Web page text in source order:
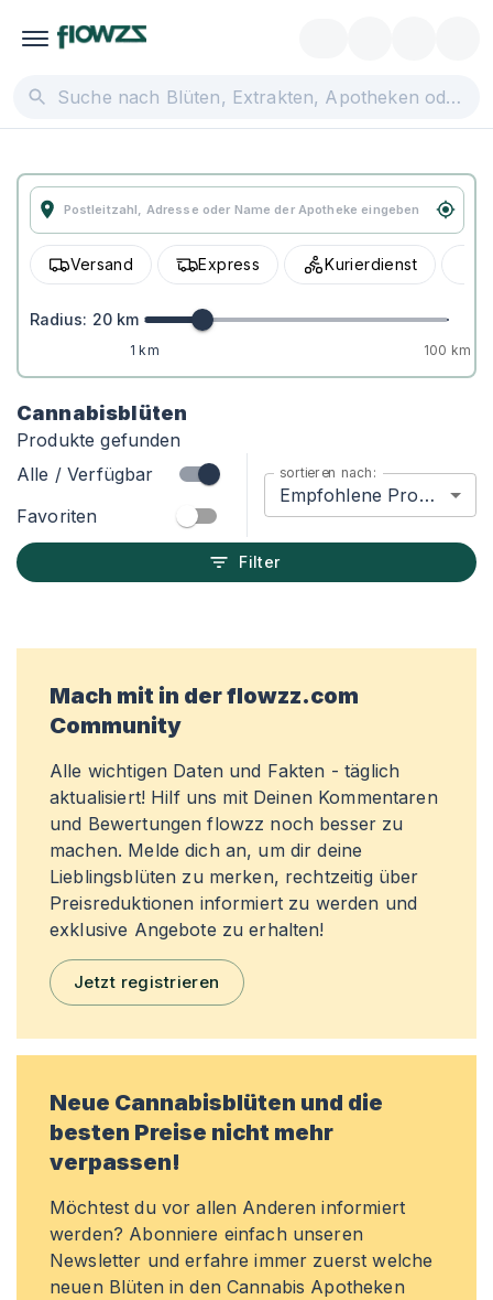
Versand Express Kurierdienst
Radius: 20 km
1 km 100 km
Cannabisblüten
Produkte gefunden
Alle / Verfügbar
Favoriten
sortieren nach:
Empfohlene Produkte
Filter
Mach mit in der flowzz.com
Community
Alle wichtigen Daten und Fakten - täglich
aktualisiert! Hilf uns mit Deinen Kommentaren
und Bewertungen flowzz noch besser zu
machen. Melde dich an, um dir deine
Lieblingsblüten zu merken, rechtzeitig über
Preisreduktionen informiert zu werden und
exklusive Angebote zu erhalten!
Jetzt registrieren
Neue Cannabisblüten und die
besten Preise nicht mehr
verpassen!
Möchtest du vor allen Anderen informiert
werden? Abonniere einfach unseren
Newsletter und erfahre immer zuerst welche
neuen Blüten in den Cannabis Apotheken